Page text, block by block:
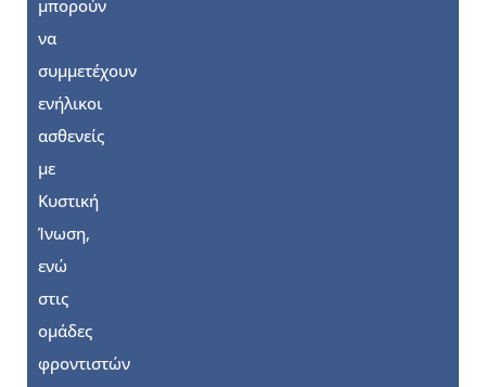
μπορούν
να
συμμετέχουν
ενήλικοι
ασθενείς
με
Κυστική
Ίνωση,
ενώ
στις
ομάδες
φροντιστών